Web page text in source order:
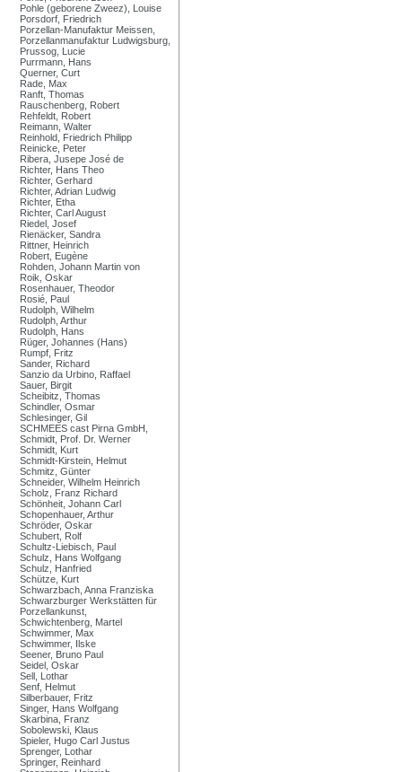
Pohle (geborene Zweez), Louise
Porsdorf, Friedrich
Porzellan-Manufaktur Meissen,
Porzellanmanufaktur Ludwigsburg,
Prussog, Lucie
Purrmann, Hans
Querner, Curt
Rade, Max
Ranft, Thomas
Rauschenberg, Robert
Rehfeldt, Robert
Reimann, Walter
Reinhold, Friedrich Philipp
Reinicke, Peter
Ribera, Jusepe José de
Richter, Hans Theo
Richter, Gerhard
Richter, Adrian Ludwig
Richter, Etha
Richter, Carl August
Riedel, Josef
Rienäcker, Sandra
Rittner, Heinrich
Robert, Eugène
Rohden, Johann Martin von
Roik, Oskar
Rosenhauer, Theodor
Rosié, Paul
Rudolph, Wilhelm
Rudolph, Arthur
Rudolph, Hans
Rüger, Johannes (Hans)
Rumpf, Fritz
Sander, Richard
Sanzio da Urbino, Raffael
Sauer, Birgit
Scheibitz, Thomas
Schindler, Osmar
Schlesinger, Gil
SCHMEES cast Pirna GmbH,
Schmidt, Prof. Dr. Werner
Schmidt, Kurt
Schmidt-Kirstein, Helmut
Schmitz, Günter
Schneider, Wilhelm Heinrich
Scholz, Franz Richard
Schönheit, Johann Carl
Schopenhauer, Arthur
Schröder, Oskar
Schubert, Rolf
Schultz-Liebisch, Paul
Schulz, Hans Wolfgang
Schulz, Hanfried
Schütze, Kurt
Schwarzbach, Anna Franziska
Schwarzburger Werkstätten für
Porzellankunst,
Schwichtenberg, Martel
Schwimmer, Max
Schwimmer, Ilske
Seener, Bruno Paul
Seidel, Oskar
Sell, Lothar
Senf, Helmut
Silberbauer, Fritz
Singer, Hans Wolfgang
Skarbina, Franz
Sobolewski, Klaus
Spieler, Hugo Carl Justus
Sprenger, Lothar
Springer, Reinhard